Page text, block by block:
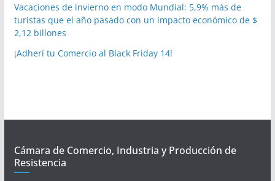
Vacaciones de invierno en modo Mundial: 5,9% más de
turistas que el año pasado con un impacto económico de $
2,12 billones
¡Adherí tu Comercio al Black Friday 14!
Cámara de Comercio, Industria y Producción de
Resistencia